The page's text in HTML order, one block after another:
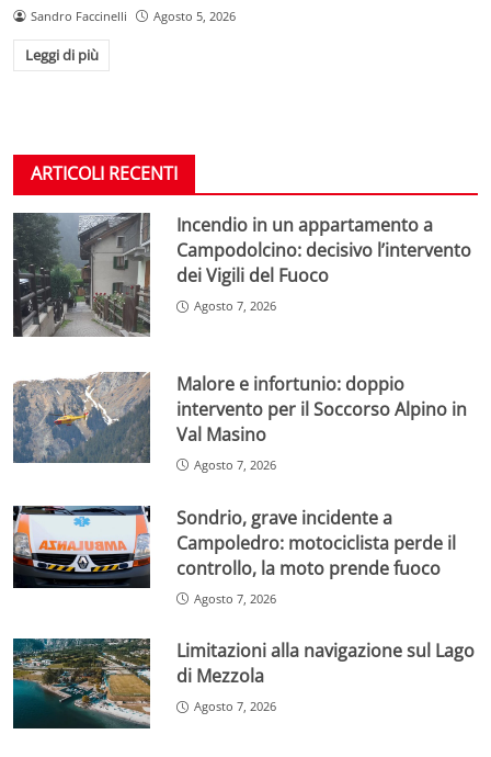
Sandro Faccinelli Agosto 5, 2026
Leggi di più
ARTICOLI RECENTI
Incendio in un appartamento a
Campodolcino: decisivo l’intervento
dei Vigili del Fuoco
Agosto 7, 2026
Malore e infortunio: doppio
intervento per il Soccorso Alpino in
Val Masino
Agosto 7, 2026
Sondrio, grave incidente a
Campoledro: motociclista perde il
controllo, la moto prende fuoco
Agosto 7, 2026
Limitazioni alla navigazione sul Lago
di Mezzola
Agosto 7, 2026